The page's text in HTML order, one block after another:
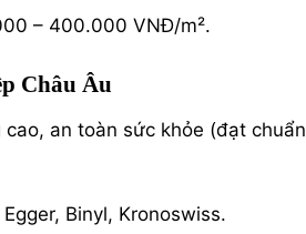
– 400.000 VNĐ/m².
Châu Âu
cao, an toàn sức khỏe (đạt chuẩn
Egger, Binyl, Kronoswiss.